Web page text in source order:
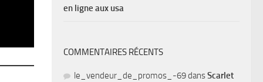
en ligne aux usa
COMMENTAIRES RÉCENTS
le_vendeur_de_promos_-69dansScarlet